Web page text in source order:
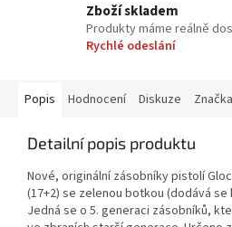
Zboží skladem
Produkty máme reálně
Rychlé odeslání
Popis Hodnocení Diskuze Značka
Detailní popis produktu
Nové, originální zásobníky pistolí
(17+2) se zelenou botkou (dodává
Jedná se o 5. generaci zásobníků,